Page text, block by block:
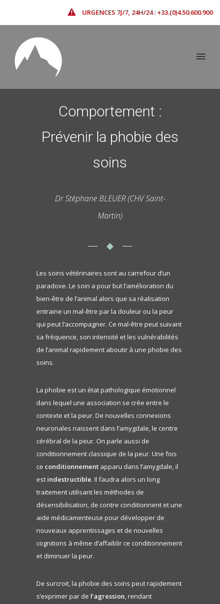
URGENCES 7J/7, 24H/24 : +33.(0)4.50.600.900
Comportement :
Prévenir la phobie des
soins
Dr Stéphane BLEUER (CHV Saint-
Martin)
Les soins vétérinaires sont au carrefour d’un
paradoxe. Le soin a pour but l’amélioration du
bien-être de l’animal alors que sa réalisation
entraine un mal-être par la douleur ou la peur
qui peut l’accompagner. Ce mal-être peut suivant
sa fréquence, son intensité et les vulnérabilités
de l’animal rapidement aboutir à une phobie des
soins.
La phobie est un état pathologique émotionnel
dans lequel une association se crée entre le
contexte et la peur. De nouvelles connexions
neuronales naissent dans l’amygdale, le centre
cérébral de la peur. On parle aussi de
conditionnement classique de la peur. Une fois
ce conditionnement apparu dans l’amygdale, il
est indestructible. Il faudra alors un long
traitement utilisant les méthodes de
désensibilisation, de contre conditionnent et une
aide médicamenteuse pour développer de
nouveaux apprentissages et de nouvelles
cognitions à même d’affaiblir ce conditionnement
et diminuer la peur.
De surcroit, la phobie des soins peut rapidement
s’exprimer par de l’agression, rendant